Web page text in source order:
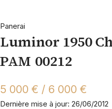
Panerai
Luminor 1950
PAM 00212
5 000 € / 6 000 €
Dernière mise à jour: 26/06/2012